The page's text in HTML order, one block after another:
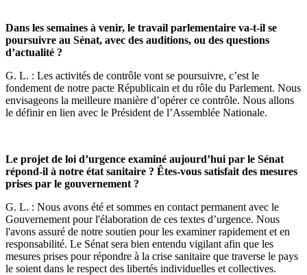
Dans les semaines à venir, le travail parlementaire va-t-il se
poursuivre au Sénat, avec des auditions, ou des questions
d’actualité ?
G. L. : Les activités de contrôle vont se poursuivre, c’est le
fondement de notre pacte Républicain et du rôle du Parlement. Nous
envisageons la meilleure manière d’opérer ce contrôle. Nous allons
le définir en lien avec le Président de l’Assemblée Nationale.
Le projet de loi d’urgence examiné aujourd’hui par le Sénat
répond-il à notre état sanitaire ? Êtes-vous satisfait des mesures
prises par le gouvernement ?
G. L. : Nous avons été et sommes en contact permanent avec le
Gouvernement pour l'élaboration de ces textes d’urgence. Nous
l'avons assuré de notre soutien pour les examiner rapidement et en
responsabilité. Le Sénat sera bien entendu vigilant afin que les
mesures prises pour répondre à la crise sanitaire que traverse le pays
le soient dans le respect des libertés individuelles et collectives.